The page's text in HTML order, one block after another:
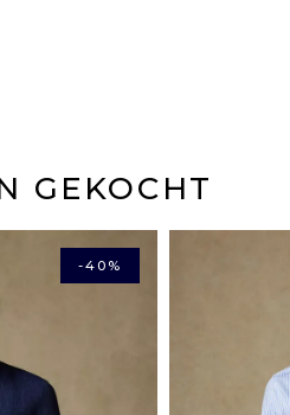
GEKOCHT
-40%